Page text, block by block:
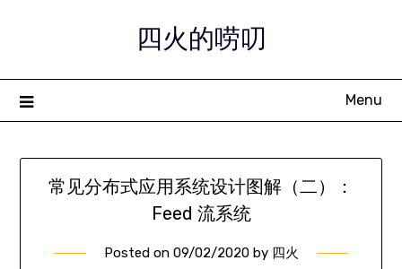
四火的唠叨
Menu
常见分布式应用系统设计图解（二）：
Feed 流系统
Posted on 09/02/2020by 四火